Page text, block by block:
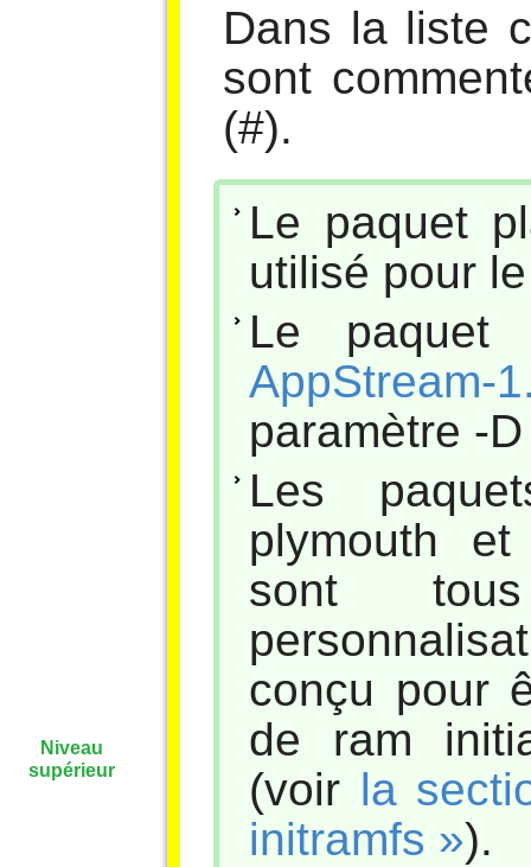
Dans la liste
sont
(#).
Le paquet
utilisé pour
Le paquet
AppStream-
paramètre -
Les
plymouth
sont
conçu pour
de ram
(voir la
initramfs »).
Niveau
supérieur